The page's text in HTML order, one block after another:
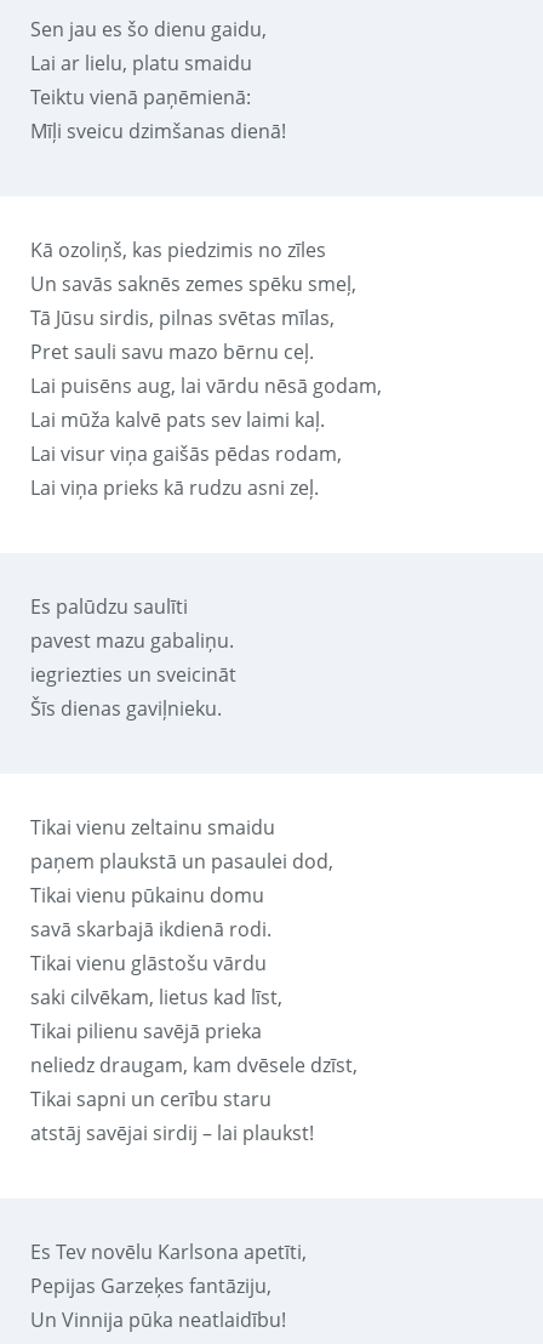
Sen jau es šo dienu gaidu,
Lai ar lielu, platu smaidu
Teiktu vienā paņēmienā:
Mīļi sveicu dzimšanas dienā!
Kā ozoliņš, kas piedzimis no zīles
Un savās saknēs zemes spēku smeļ,
Tā Jūsu sirdis, pilnas svētas mīlas,
Pret sauli savu mazo bērnu ceļ.
Lai puisēns aug, lai vārdu nēsā godam,
Lai mūža kalvē pats sev laimi kaļ.
Lai visur viņa gaišās pēdas rodam,
Lai viņa prieks kā rudzu asni zeļ.
Es palūdzu saulīti
pavest mazu gabaliņu.
iegriezties un sveicināt
Šīs dienas gaviļnieku.
Tikai vienu zeltainu smaidu
paņem plaukstā un pasaulei dod,
Tikai vienu pūkainu domu
savā skarbajā ikdienā rodi.
Tikai vienu glāstošu vārdu
saki cilvēkam, lietus kad līst,
Tikai pilienu savējā prieka
neliedz draugam, kam dvēsele dzīst,
Tikai sapni un cerību staru
atstāj savējai sirdij – lai plaukst!
Es Tev novēlu Karlsona apetīti,
Pepijas Garzeķes fantāziju,
Un Vinnija pūka neatlaidību!